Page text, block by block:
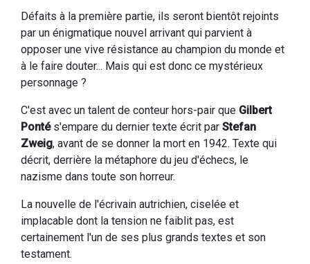
Défaits à la première partie, ils seront bientôt rejoints
par un énigmatique nouvel arrivant qui parvient à
opposer une vive résistance au champion du monde et
à le faire douter... Mais qui est donc ce mystérieux
personnage ?
C'est avec un talent de conteur hors-pair que Gilbert
Pontés'empare du dernier texte écrit par Stefan
Zweig, avant de se donner la mort en 1942. Texte qui
décrit, derrière la métaphore du jeu d'échecs, le
nazisme dans toute son horreur.
La nouvelle de l'écrivain autrichien, ciselée et
implacable dont la tension ne faiblit pas, est
certainement l'un de ses plus grands textes et son
testament.